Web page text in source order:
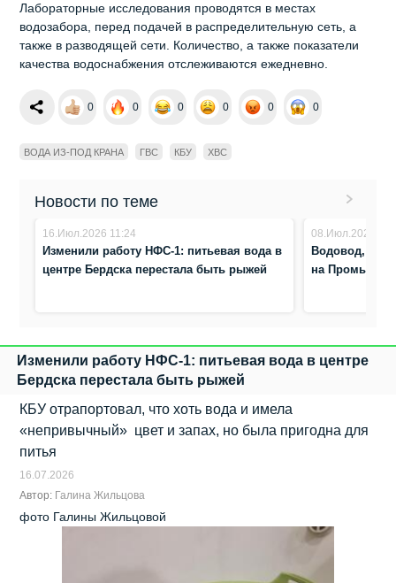
Лабораторные исследования проводятся в местах
водозабора, перед подачей в распределительную сеть, а
также в разводящей сети. Количество, а также показатели
качества водоснабжения отслеживаются ежедневно.
0 0 0 0 0 0
ВОДА ИЗ-ПОД КРАНА ГВС КБУ ХВС
Новости по теме
16.Июл.2026 11:24
Изменили работу НФС-1: питьевая вода в
центре Бердска перестала быть рыжей
08.Июл.2026
Водовод,
на
Изменили работу НФС-1: питьевая вода в центре
Бердска перестала быть рыжей
КБУ отрапортовал, что хоть вода и имела
«непривычный» цвет и запах, но была пригодна для
питья
16.07.2026
Автор: Галина Жильцова
фото Галины Жильцовой